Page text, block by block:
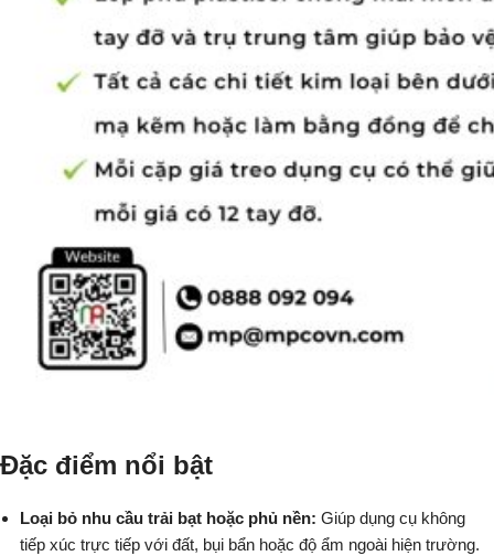
Đặc điểm nổi bật
Loại bỏ nhu cầu trải bạt hoặc phủ nền: Giúp dụng cụ không
tiếp xúc trực tiếp với đất, bụi bẩn hoặc độ ẩm ngoài hiện trường.